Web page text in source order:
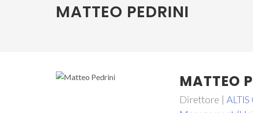
MATTEO PEDRINI
MATTEO
Direttore |